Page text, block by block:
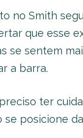
no Smith
que esse
se sentem
a barra.
ter
se posicione